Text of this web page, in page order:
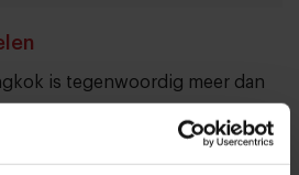
is tegenwoordig meer dan